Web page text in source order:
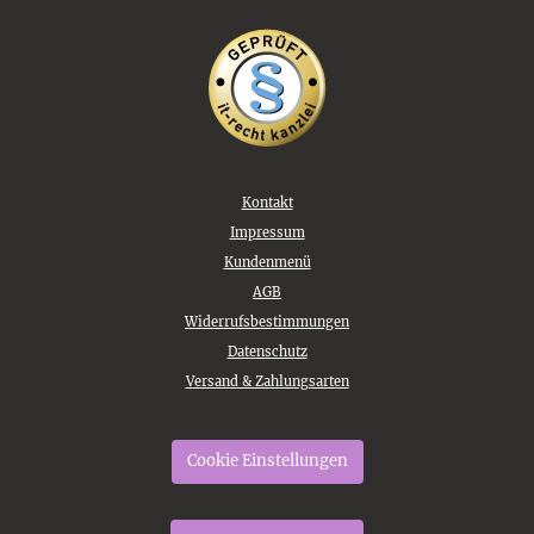
Kontakt
Impressum
Kundenmenü
AGB
Widerrufsbestimmungen
Datenschutz
Versand & Zahlungsarten
Cookie Einstellungen